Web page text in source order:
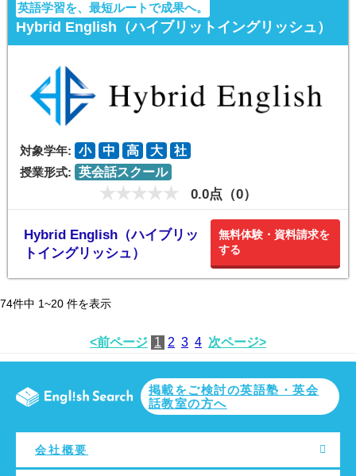
英語学習を、最短ルートで成果へ。
Hybrid English（ハイブリットイングリッシュ）
対象学年: 小 中 高 大
社
授業形式: 英会話スクール
0.0点（0）
Hybrid English（ハイブリッ
トイングリッシュ）
無料体験・資料請求を
する
74件中 1~20 件を表示
<前ページ 1 2 3 4 次ページ>
掲載をご検討の英語塾・英会
話教室の方へ
会社概要